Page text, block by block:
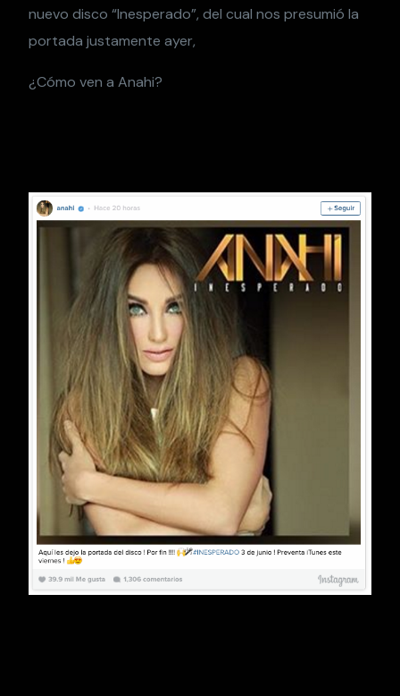
nuevo disco “Inesperado”, del cual nos presumió la
portada justamente ayer,
¿Cómo ven a Anahi?